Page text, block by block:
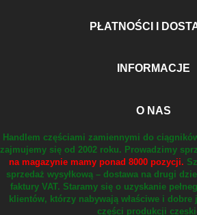
PŁATNOŚCI I
INFORMACJE
O NAS
Handlem częściami zamiennymi do
zajmujemy się od 2002 roku. Prowadzimy
na magazynie mamy ponad 8000 pozycji.
sprzedaż wysyłkową – dostawa na drugi
faktury VAT. Staramy się o uzyskanie
klientów, którzy nabywają właściwe i
części produkcji